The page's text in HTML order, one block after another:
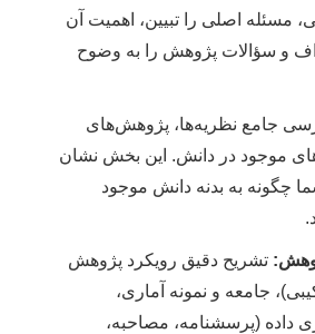
مسئله اصلی را تبیین، اهمیت آن
و سؤالات پژوهش را به وضوح
جامع نظریه‌ها، پژوهش‌های
موجود در دانش. این بخش نشان
چگونه به بدنه دانش موجود
تشریح دقیق رویکرد پژوهش
جامعه و نمونه آماری،
داده (پرسشنامه، مصاحبه،